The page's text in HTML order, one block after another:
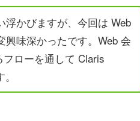
浮かびますが、今回は Web
味深かったです。Web 会
ローを通して Claris